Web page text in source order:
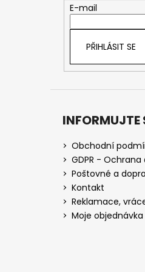
E-mail
PŘIHLÁSIT SE
INFORMUJTE
Obchodní
GDPR -
Poštovné a
Kontakt
Reklamace,
Moje objednávka